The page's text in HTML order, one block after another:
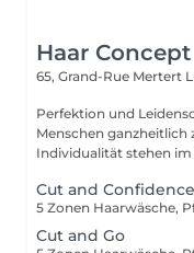
Haar Concept
65, Grand-Rue Mertert
Perfektion und Leidenschaft Unsere
Menschen
Individualität stehen
Cut and Confidence
Cut and Go